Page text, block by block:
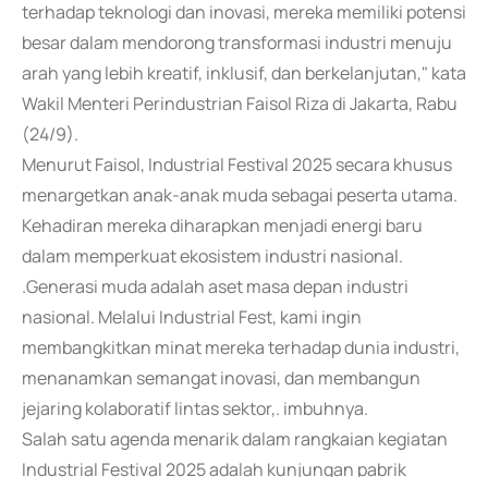
terhadap teknologi dan inovasi, mereka memiliki potensi
besar dalam mendorong transformasi industri menuju
arah yang lebih kreatif, inklusif, dan berkelanjutan," kata
Wakil Menteri Perindustrian Faisol Riza di Jakarta, Rabu
(24/9).
Menurut Faisol, Industrial Festival 2025 secara khusus
menargetkan anak-anak muda sebagai peserta utama.
Kehadiran mereka diharapkan menjadi energi baru
dalam memperkuat ekosistem industri nasional.
.Generasi muda adalah aset masa depan industri
nasional. Melalui Industrial Fest, kami ingin
membangkitkan minat mereka terhadap dunia industri,
menanamkan semangat inovasi, dan membangun
jejaring kolaboratif lintas sektor,. imbuhnya.
Salah satu agenda menarik dalam rangkaian kegiatan
Industrial Festival 2025 adalah kunjungan pabrik